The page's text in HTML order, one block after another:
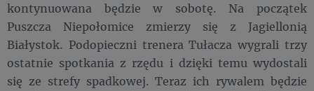
kontynuowana będzie w sobotę. Na początek
Puszcza Niepołomice zmierzy się z Jagiellonią
Białystok. Podopieczni trenera Tułacza wygrali trzy
ostatnie spotkania z rzędu i dzięki temu wydostali
się ze strefy spadkowej. Teraz ich rywalem będzie